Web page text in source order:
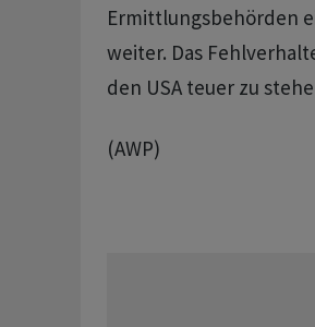
Ermittlungsbehörden
weiter. Das
den USA teuer zu
(AWP)